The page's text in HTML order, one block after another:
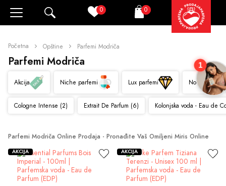
0 Korpa
0
Početna Opštine Parfemi Modriča
Parfemi Modriča
Akcija Niche parfemi Lux parfemi Novo
Cologne Intense (2) Extrait De Parfum (6) Kolonjska voda - Eau de
Parfemi Modriča Online Prodaja - Pronađite Vaš Omiljeni Miris Online
AKCIJA AKCIJA
1